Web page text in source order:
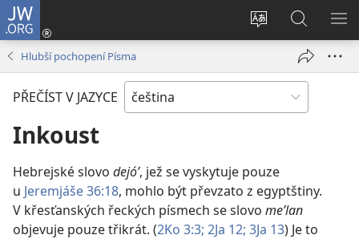
JW.ORG
Změnit
stránek
Přihlásit
se
okno)
Hledat
na
JW.ORG
Hlubší pochopení Písma
PŘEČÍST V JAZYCE
Inkoust
Hebrejské slovo dejóʹ, jež se vyskytuje pouze
u Jeremjáše 36:18, mohlo být převzato z egyptštiny.
V křesťanských řeckých písmech se slovo meʹlan
objevuje pouze třikrát. (2Ko 3:3; 2Ja 12; 3Ja 13) Je to